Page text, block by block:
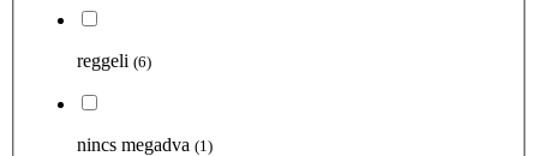
reggeli (6)
nincs megadva (1)